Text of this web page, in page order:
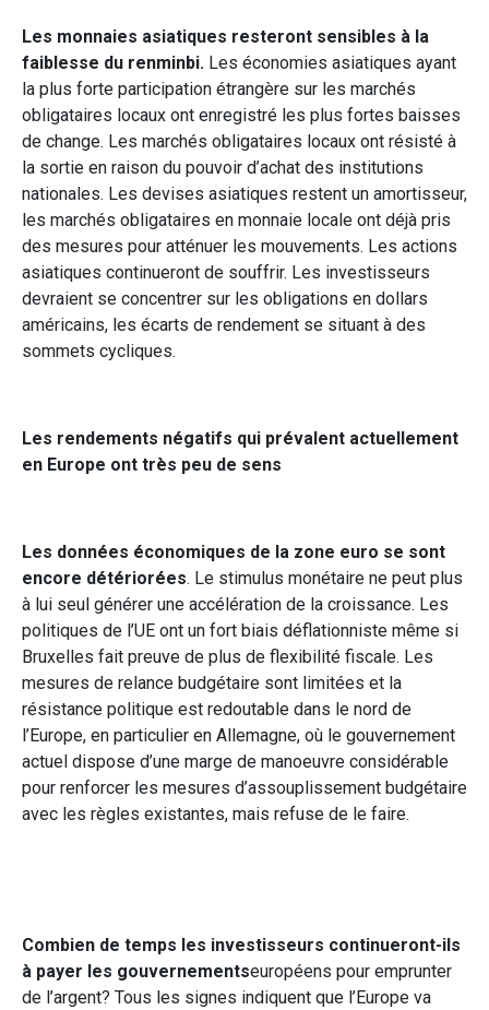
Les monnaies asiatiques resteront sensibles à la
faiblesse du renminbi. Les économies asiatiques ayant
la plus forte participation étrangère sur les marchés
obligataires locaux ont enregistré les plus fortes baisses
de change. Les marchés obligataires locaux ont résisté à
la sortie en raison du pouvoir d’achat des institutions
nationales. Les devises asiatiques restent un amortisseur,
les marchés obligataires en monnaie locale ont déjà pris
des mesures pour atténuer les mouvements. Les actions
asiatiques continueront de souffrir. Les investisseurs
devraient se concentrer sur les obligations en dollars
américains, les écarts de rendement se situant à des
sommets cycliques.
Les rendements négatifs qui prévalent actuellement
en Europe ont très peu de sens
Les données économiques de la zone euro se sont
encore détériorées. Le stimulus monétaire ne peut plus
à lui seul générer une accélération de la croissance. Les
politiques de l’UE ont un fort biais déflationniste même si
Bruxelles fait preuve de plus de flexibilité fiscale. Les
mesures de relance budgétaire sont limitées et la
résistance politique est redoutable dans le nord de
l’Europe, en particulier en Allemagne, où le gouvernement
actuel dispose d’une marge de manoeuvre considérable
pour renforcer les mesures d’assouplissement budgétaire
avec les règles existantes, mais refuse de le faire.
Combien de temps les investisseurs continueront-ils
à payer les gouvernementseuropéens pour emprunter
de l’argent? Tous les signes indiquent que l’Europe va